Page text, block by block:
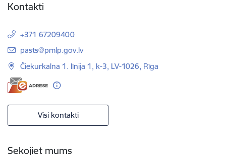
Kontakti
+371 67209400
E-pasts:
pasts@pmlp.gov.lv
Čiekurkalna 1. līnija 1, k-3, LV-1026, Rīga
Visi kontakti
Sekojiet mums